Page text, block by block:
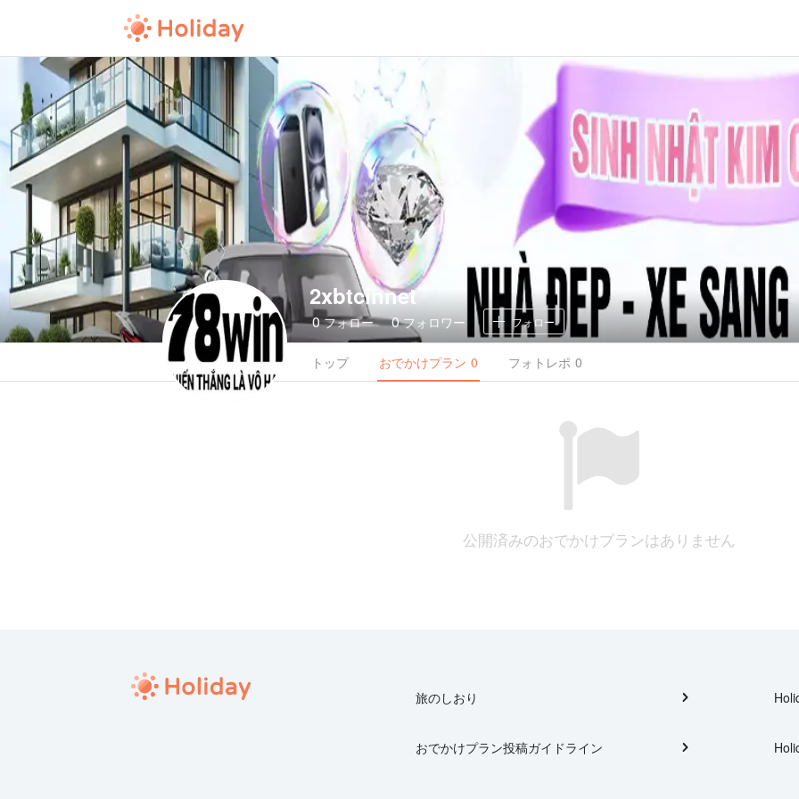
2xbtcinnet
0フォロー 0フォロワー フォロー
トップ おでかけプラン 0 フォトレポ 0
公開済みのおでかけプランはありません
旅のしおり
おでかけプラン投稿ガイドライン